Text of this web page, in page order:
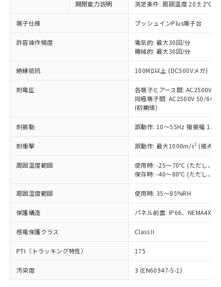
開閉能力説明 測定条件: 周囲温度 20±2℃、
端子仕様 プッシュインPlus端子台
許容操作頻度
電気的: 最大30回/分
機械的: 最大30回/分
絶縁抵抗 100MΩ以上 (DC500Vメガ)
耐電圧
各端子とアース間: AC2500V
同極端子間: AC2500V 50/
(初期値)
耐振動 誤動作: 10～55Hz 複振幅
耐衝撃 誤動作: 最大1000m/s2 (接点
周囲温度範囲
使用時: -25～70℃ (ただし、氷
保存時: -40～80℃ (ただし、氷
周囲湿度範囲 使用時: 35～85%RH
保護構造 パネル前面: IP66、NEMA4X,
感電保護クラス Class II
PTI（トラッキング特性） 175
汚染度 3 (EN60947-5-1)
以下の条件をお読みいただき、同意のうえ
ご利用ください。
本サービスは、当社制御機器事業取扱
商品の当社在庫状況および標準価格
(税抜)を提供させていただくもので
当社制御機器事業取扱商品の中には、
本サービスの対象外となる商品もある
ことをご了承ください。
在庫状況および標準価格照会結果は、
記載している更新日時点での社内デー
タに基づき作成されるものであり、閲
覧された時点での実際の在庫および標
準価格とは異なる場合があることをご
正式な納期状況および標準価格はお客
様のお取引先、またはお客様担当のオ
ムロン制御機器販売店・当社販売員に
オムロン制御機器販売店や当社販売拠
点は「
販売ネットワーク
」をご確認
在庫状況および標準価格結果を当社の
事前の承諾なく第三者に漏洩または開
示しないようお願いします。
マイパーツ機能（部品リスト作成サー
対応予定なし：EU RoHS指令（10物質）の
非含有に非対応の商品で、対応品を出す予
定はありません。
非含有の対応状況を調査中または確認中の
非該当品：ライセンス料など無形物で、有
害物質有無と関係のない商品です。
仕入先様の事情により、非含有部品として
いたものが、含有品と判明した場合などや
むを得ず変更することがあります。
鉛(Pb) 1000ppm以下、 水銀(Hg) 1000ppm以下、 カド
(PBDE) 1000ppm以下、フタル酸ビス(2-エチルヘキシ
ル) (DEHP)(別名：DOP) 1000ppm以下、フタル酸ブチ
ルベンジル（BBP） 1000ppm以下、フタル酸ジブチル
（DBP） 1000ppm以下、フタル酸ジイソブチル
(DIBP) 1000ppm以下
但し、RoHS指令で産業用監視および制御機器に対する
適用除外項目は除く。
※2 対応予定月
部品在庫の切り替え状況などにより、予定
※1 中国RoHS○×表
「○」：最大均質材料含有率が中国RoHSの
基準値以下であることを示します。
「×」：最大均質材料含有率が中国RoHSの
基準値を超えていることを示します。
「－」：未確認です。当社販売部門へお問
*中国RoHS10物質の基準値 (GB/T26572)：
Pb(鉛) :1000ppm、 Hg(水銀) : 1000ppm、 Cd(カドミウ
Cr(Ⅵ)(六価クロム) : 1000ppm、 PBBs(ポリ臭化ビフェ
ニル類) : 1000ppm、 PBDEs(ポリ臭化ジフェニルエーテ
DBP(フタル酸ジブチル) : 1000ppm、 DIBP(フタル酸ジ
イソブチル) : 1000ppm、 BBP(フタル酸ブチルベンジ
ル) : 1000ppm、
DEHP(フタル酸ビス(2-エチルヘキシル)) : 1000ppm
※2 環境保護使用期限
「ｅ」：有害物質（10物質）のすべてが基
「10」：通常の使用状況下において有害物
当社は、これら貴社製品のうち、外国
為替および外国貿易法に定める商品
（以下｢規制貨物等」という）を輸出
または国外への提供する場合は、日本
国政府の輸出許可(または役務取引許
当社は規制貨物を破棄する場合は、完
全に破砕するなど、違法に輸出されな
いよう必要な手段を講じます。
当社は貴社製品を、核兵器、ミサイ
ル、化学兵器、生物兵器またはその他
武器並びにこれらの製造装置等に一切
使用いたしません。
当社は、貴社製品を第三者に販売する
場合は、上記1、2および3の内容を当
該第三者に通知します。また当社は、
販売先および販売に係わる関係者が違
○ 一定数以上の在庫あり
△ 一定数には満たないが在庫あり
在庫なし(最新の在庫状況につ
たはお客様担当のオムロン制御
機器販売店・当社販売員にご確
空
受注生産機種、また在庫状況の